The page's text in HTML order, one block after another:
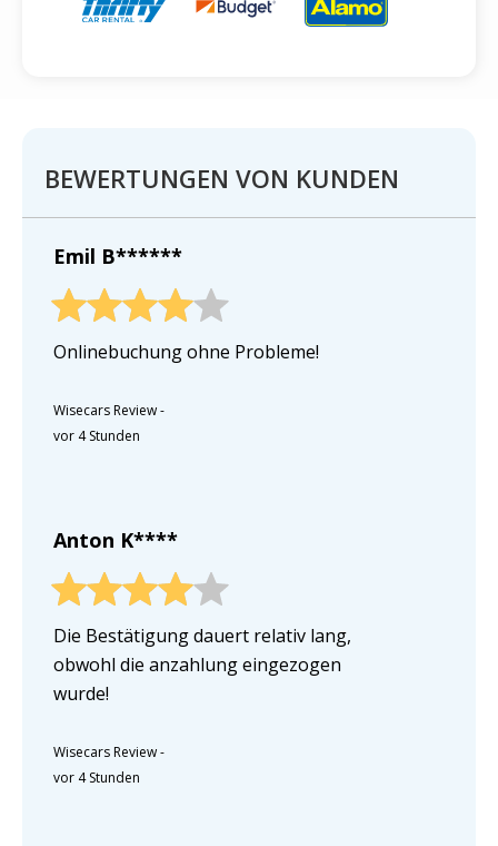
BEWERTUNGEN VON KUNDEN
Emil B******
Onlinebuchung ohne Probleme!
Wisecars Review-
vor 4 Stunden
Anton K****
Die Bestätigung dauert relativ lang,
obwohl die anzahlung eingezogen
wurde!
Wisecars Review-
vor 4 Stunden